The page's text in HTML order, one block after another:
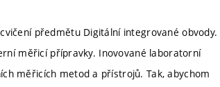
předmětu Digitální integrované obvody.
měřicí přípravky. Inovované laboratorní
měřicích metod a přístrojů. Tak, abychom